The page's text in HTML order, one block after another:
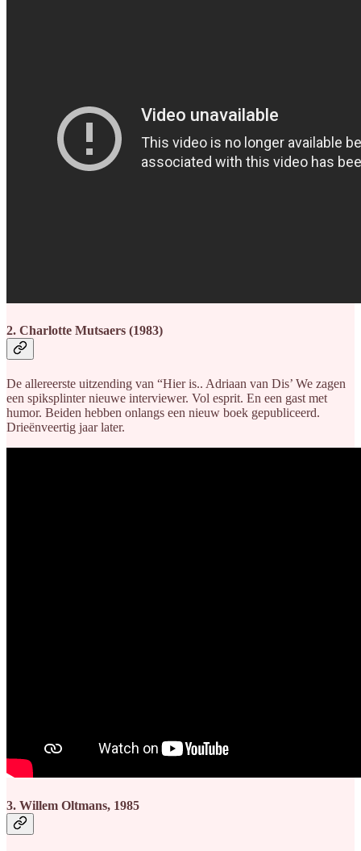
2. Charlotte Mutsaers (1983)
De allereerste uitzending van “Hier is.. Adriaan van Dis’ We zagen
een spiksplinter nieuwe interviewer. Vol esprit. En een gast met
humor. Beiden hebben onlangs een nieuw boek gepubliceerd.
Drieënveertig jaar later.
3. Willem Oltmans, 1985